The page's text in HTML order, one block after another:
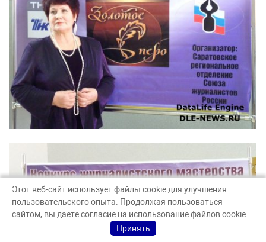
Этот веб-сайт использует файлы cookie для улучшения
пользовательского опыта. Продолжая пользоваться
сайтом, вы даете согласие на использование файлов cookie.
Принять